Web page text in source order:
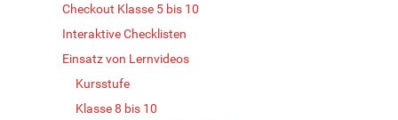
Checkout Klasse 5 bis 10
Interaktive Checklisten
Einsatz von Lernvideos
Kursstufe
Klasse 8 bis 10